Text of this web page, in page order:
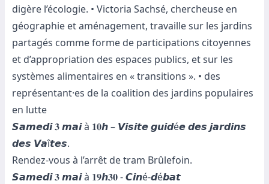
digère l’écologie. • Victoria Sachsé, chercheuse en
géographie et aménagement, travaille sur les jardins
partagés comme forme de participations citoyennes
et d’appropriation des espaces publics, et sur les
systèmes alimentaires en « transitions ». • des
représentant·es de la coalition des jardins populaires
en lutte
𝙎𝙖𝙢𝙚𝙙𝙞 𝟑 𝙢𝙖𝙞 à 𝟏𝟎𝙝 – 𝙑𝙞𝙨𝙞𝙩𝙚 𝙜𝙪𝙞𝙙é𝙚 𝙙𝙚𝙨 𝙟𝙖𝙧𝙙𝙞𝙣𝙨
𝙙𝙚𝙨 𝙑𝙖î𝙩𝙚𝙨.
Rendez-vous à l’arrêt de tram Brûlefoin.
𝙎𝙖𝙢𝙚𝙙𝙞 𝟑 𝙢𝙖𝙞 à 𝟏𝟗𝙝𝟑𝟎 - 𝘾𝙞𝙣é-𝙙é𝙗𝙖𝙩